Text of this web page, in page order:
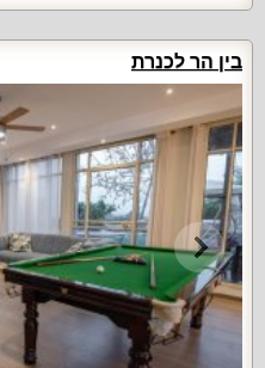
בין הר לכנרת